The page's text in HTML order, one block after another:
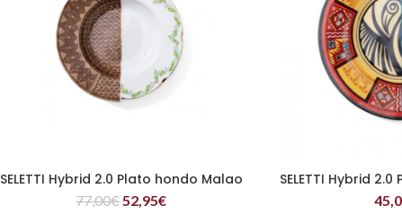
LEER MÁS
SELETTI Hybrid 2.0 Plato hondo Malao
77,00€52,95€
LEER
SELETTI Hybrid